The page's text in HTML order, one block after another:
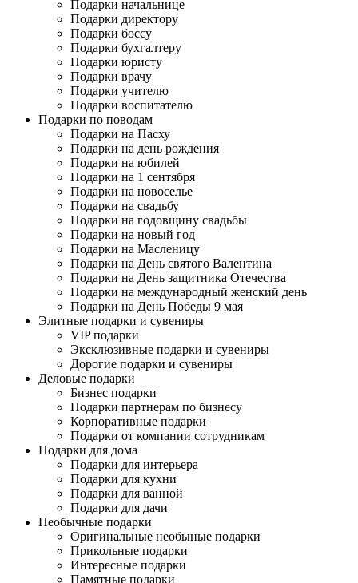
Подарки начальнице
Подарки директору
Подарки боссу
Подарки бухгалтеру
Подарки юристу
Подарки врачу
Подарки учителю
Подарки воспитателю
Подарки по поводам
Подарки на Пасху
Подарки на день рождения
Подарки на юбилей
Подарки на 1 сентября
Подарки на новоселье
Подарки на свадьбу
Подарки на годовщину свадьбы
Подарки на новый год
Подарки на Масленицу
Подарки на День святого Валентина
Подарки на День защитника Отечества
Подарки на международный женский день
Подарки на День Победы 9 мая
Элитные подарки и сувениры
VIP подарки
Эксклюзивные подарки и сувениры
Дорогие подарки и сувениры
Деловые подарки
Бизнес подарки
Подарки партнерам по бизнесу
Корпоративные подарки
Подарки от компании сотрудникам
Подарки для дома
Подарки для интерьера
Подарки для кухни
Подарки для ванной
Подарки для дачи
Необычные подарки
Оригинальные необыные подарки
Прикольные подарки
Интересные подарки
Памятные подарки